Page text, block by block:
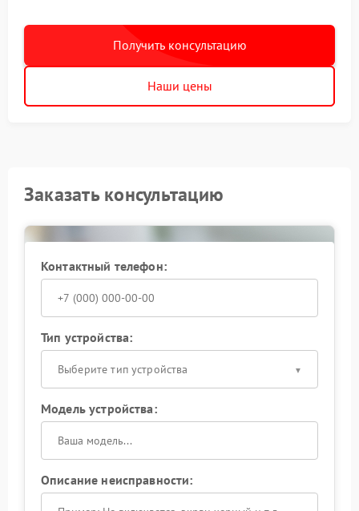
Получить консультацию
Наши цены
Заказать консультацию
Контактный телефон:
Тип устройства:
Выберите тип устройства
Модель устройства:
Описание неисправности: